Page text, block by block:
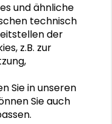
und ähnliche
technisch
der
z.B. zur
Sie in unseren
Sie auch